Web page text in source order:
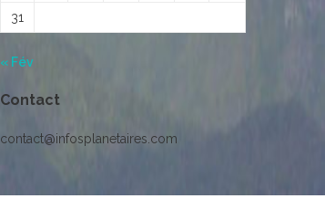
31
« Fév
Contact
contact@infosplanetaires.com